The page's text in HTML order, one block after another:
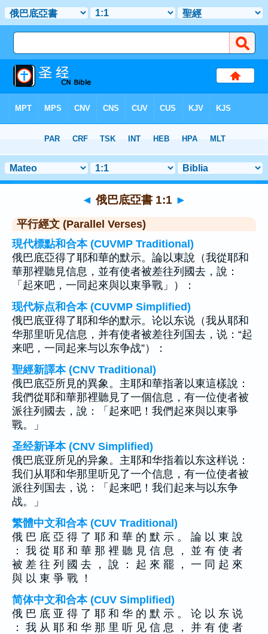
章 1 > 聖經金句 1
◄ 俄巴底亞書 1:1 ►
平行經文 (Parallel Verses)
現代標點和合本 (CUVMP Traditional)
俄巴底亞得了耶和華的默示。論以東說（我從耶和
華那裡聽見信息，並有使者被差往列國去，說：
「起來吧，一同起來與以東爭戰」）：
现代标点和合本 (CUVMP Simplified)
俄巴底亚得了耶和华的默示。论以东说（我从耶和
华那里听见信息，并有使者被差往列国去，说：“起
来吧，一同起来与以东争战”）：
聖經新譯本 (CNV Traditional)
俄巴底亞所見的異象。主耶和華指著以東這樣說：
我們從耶和華那裡聽見了一個信息，有一位使者被
派往列國去，說：「起來吧！我們起來與以東爭
戰。」
圣经新译本 (CNV Simplified)
俄巴底亚所见的异象。主耶和华指着以东这样说：
我们从耶和华那里听见了一个信息，有一位使者被
派往列国去，说：「起来吧！我们起来与以东争
战。」
繁體中文和合本 (CUV Traditional)
俄 巴 底 亞 得 了 耶 和 華 的 默 示 。 論 以 東 說
： 我 從 耶 和 華 那 裡 聽 見 信 息 ， 並 有 使 者
被 差 往 列 國 去 ， 說 ： 起 來 罷 ， 一 同 起 來
與 以 東 爭 戰 ！
简体中文和合本 (CUV Simplified)
俄 巴 底 亚 得 了 耶 和 华 的 默 示 。 论 以 东 说
： 我 从 耶 和 华 那 里 听 见 信 息 ， 并 有 使 者